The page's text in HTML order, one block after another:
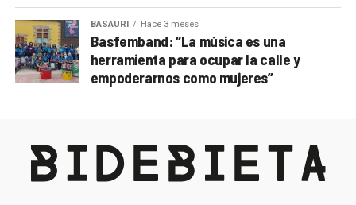
BASAURI Hace 3 meses
Basfemband: “La música es una
herramienta para ocupar la calle y
empoderarnos como mujeres”